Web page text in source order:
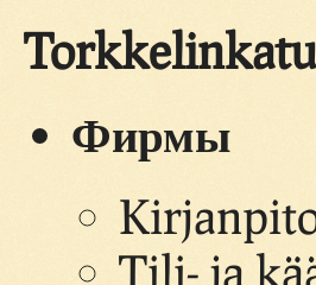
Фирмы
Tili- ja